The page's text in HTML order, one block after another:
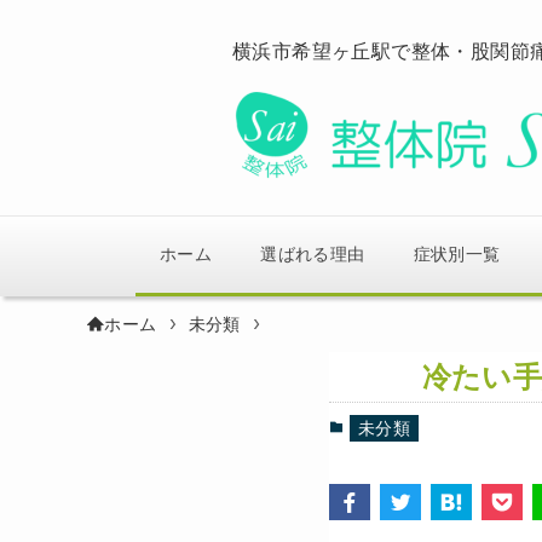
横浜市希望ヶ丘駅で整体・股関節
ホーム 選ばれる理由 症状別一覧
ホーム 未分類
冷たい
未分類